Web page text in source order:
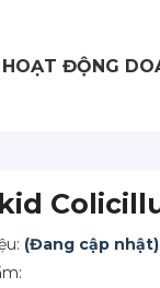
HOẠT ĐỘNG
(Đang cập nhật)